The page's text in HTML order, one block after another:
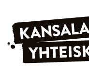
Siirry sisältöön